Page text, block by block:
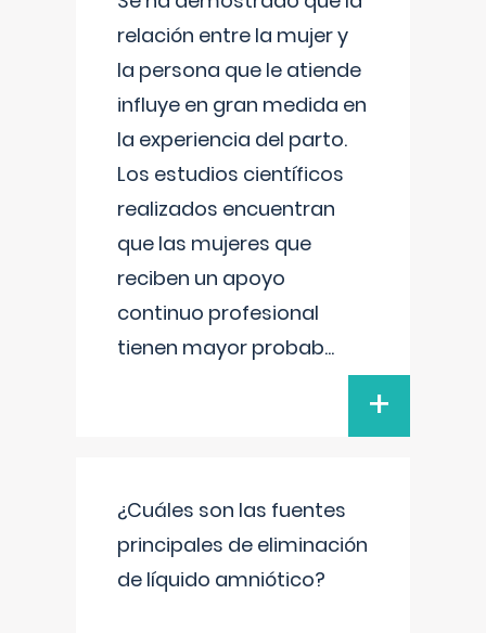
relación entre la mujer y
la persona que le atiende
influye en gran medida en
la experiencia del parto.
Los estudios científicos
realizados encuentran
que las mujeres que
reciben un apoyo
continuo profesional
tienen mayor probab...
+
¿Cuáles son las fuentes
principales de eliminación
de líquido amniótico?